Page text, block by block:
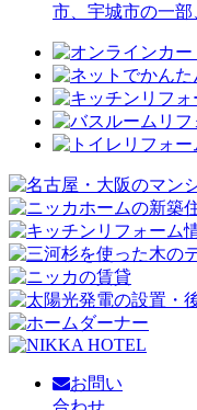
市、宇城市の一
お問い
合わせ